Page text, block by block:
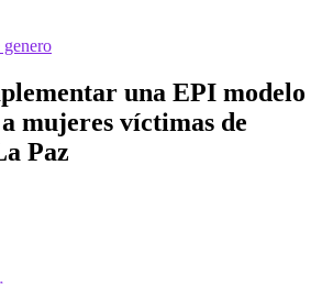
una EPI modelo
mujeres víctimas de
Paz